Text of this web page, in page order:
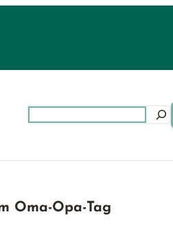
Oma-Opa-Tag